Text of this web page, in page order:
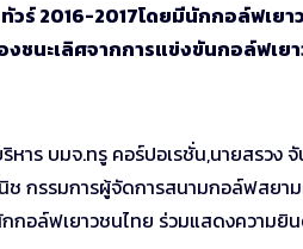
ร์ 2016-2017โดยมีนักกอล์ฟเยา
งชนะเลิศจากการแข่งขันกอล์ฟเย
าร บมจ.ทรู คอร์ปอเรชั่น,นายสรวง
ช กรรมการผู้จัดการสนามกอล์ฟสยา
กอล์ฟเยาวชนไทย ร่วมแสดงความยิ